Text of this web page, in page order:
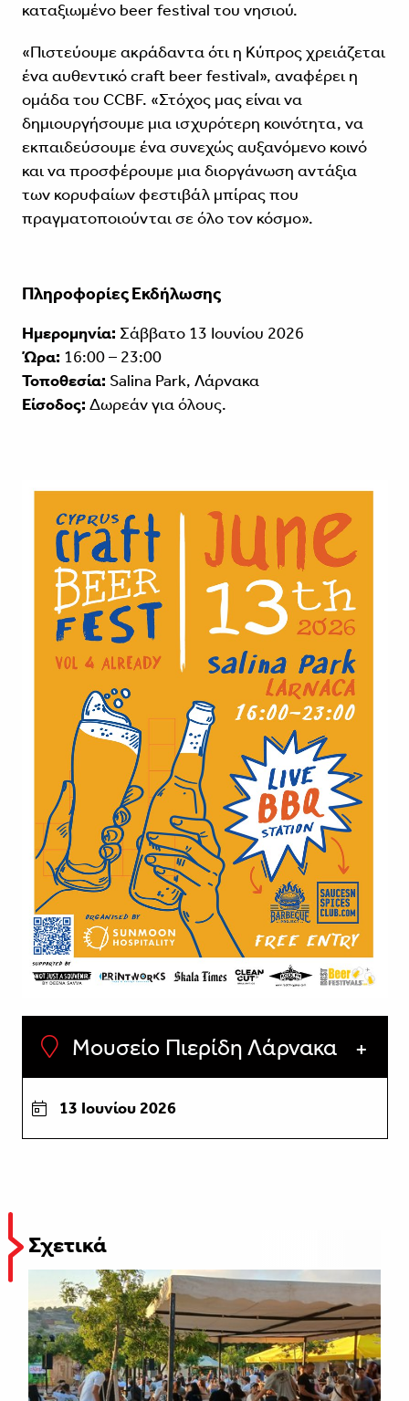
καταξιωμένο beer festival του νησιού.
«Πιστεύουμε ακράδαντα ότι η Κύπρος χρειάζεται
ένα αυθεντικό craft beer festival», αναφέρει η
ομάδα του CCBF. «Στόχος μας είναι να
δημιουργήσουμε μια ισχυρότερη κοινότητα, να
εκπαιδεύσουμε ένα συνεχώς αυξανόμενο κοινό
και να προσφέρουμε μια διοργάνωση αντάξια
των κορυφαίων φεστιβάλ μπίρας που
πραγματοποιούνται σε όλο τον κόσμο».
Πληροφορίες Εκδήλωσης
Ημερομηνία: Σάββατο 13 Ιουνίου 2026
Ώρα: 16:00 – 23:00
Τοποθεσία: Salina Park, Λάρνακα
Είσοδος: Δωρεάν για όλους.
Μουσείο Πιερίδη Λάρνακα
13 Ιουνίου 2026
Σχετικά